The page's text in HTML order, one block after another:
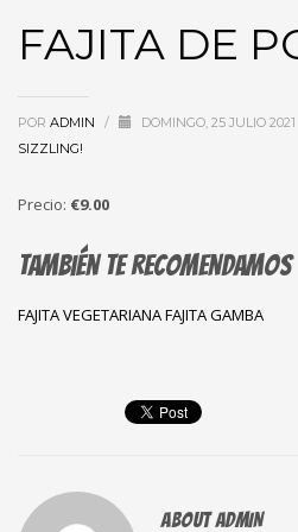
FAJITA DE
POR ADMIN / DOMINGO, 25 JULIO 2021
SIZZLING!
Precio: €9.00
También te recomendamos
FAJITA VEGETARIANAFAJITA GAMBA
ABOUTADMIN